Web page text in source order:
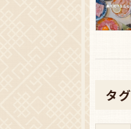
タグ